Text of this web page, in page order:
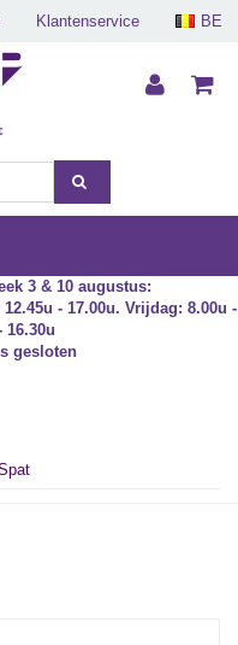
BE
Klantenservice
3 & 10 augustus:
- 17.00u. Vrijdag: 8.00u -
16.30u
gesloten